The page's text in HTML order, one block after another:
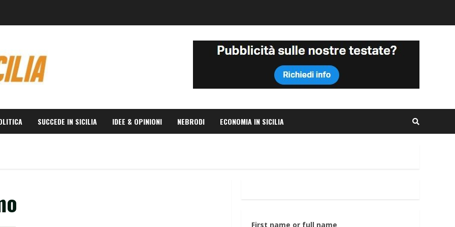
SUCCEDE IN SICILIA IDEE & OPINIONI NEBRODI ECONOMIA IN SICILIA
First name or full name